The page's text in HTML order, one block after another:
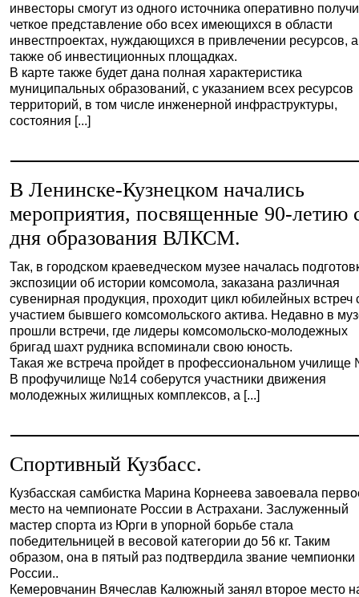
инвесторы смогут из одного источника оперативно
четкое представление обо всех имеющихся в области
инвестпроектах, нуждающихся в привлечении ресурсов, а
также об инвестиционных площадках.
В карте также будет дана полная характеристика
муниципальных образований, с указанием всех ресурсов
территорий, в том числе инженерной инфраструктуры,
состояния [...]
В Ленинске-Кузнецком начались
мероприятия, посвященные 90-летию
дня образования ВЛКСМ.
Так, в городском краеведческом музее началась
экспозиции об истории комсомола, заказана различная
сувенирная продукция, проходит цикл юбилейных встреч
участием бывшего комсомольского актива. Недавно в
прошли встречи, где лидеры комсомольско-молодежных
бригад шахт рудника вспоминали свою юность.
Такая же встреча пройдет в профессиональном
В профучилище №14 соберутся участники движения
молодежных жилищных комплексов, а [...]
Спортивный Кузбасс.
Кузбасская самбистка Марина Корнеева завоевала
место на чемпионате России в Астрахани. Заслуженный
мастер спорта из Юрги в упорной борьбе стала
победительницей в весовой категории до 56 кг. Таким
образом, она в пятый раз подтвердила звание чемпионки
России..
Кемеровчанин Вячеслав Калюжный занял второе место